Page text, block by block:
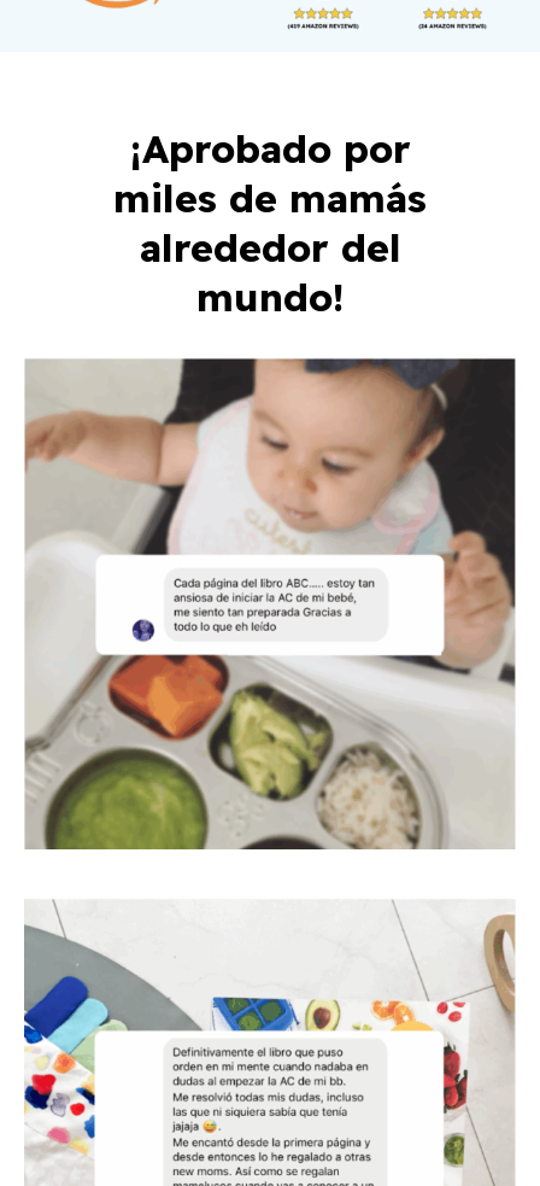
¡Aprobado por
miles de mamás
alrededor del
mundo!